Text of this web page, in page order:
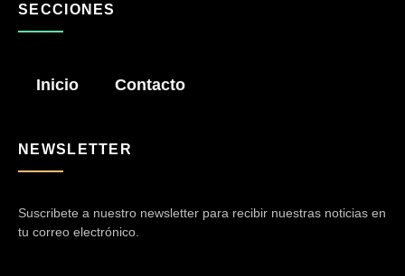
SECCIONES
Inicio Contacto
NEWSLETTER
Suscribete a nuestro newsletter para recibir nuestras noticias en
tu correo electrónico.